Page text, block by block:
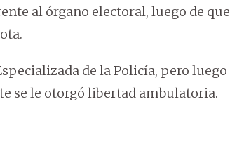
al órgano electoral, luego de que
de la Policía, pero luego
se le otorgó libertad ambulatoria.